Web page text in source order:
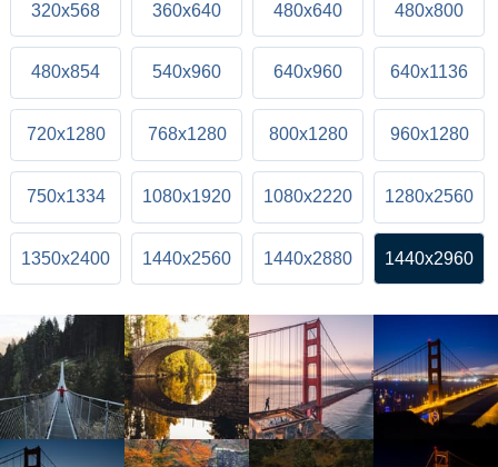
320x568 360x640 480x640 480x800
480x854 540x960 640x960 640x1136
720x1280 768x1280 800x1280 960x1280
750x1334 1080x1920 1080x2220 1280x2560
1350x2400 1440x2560 1440x2880 1440x2960